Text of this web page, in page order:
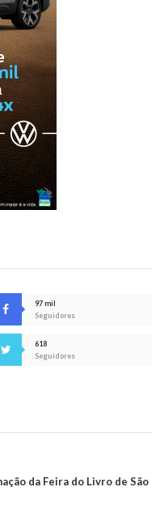
97 mil
Seguidores
618
Seguidores
da Feira do Livro de São